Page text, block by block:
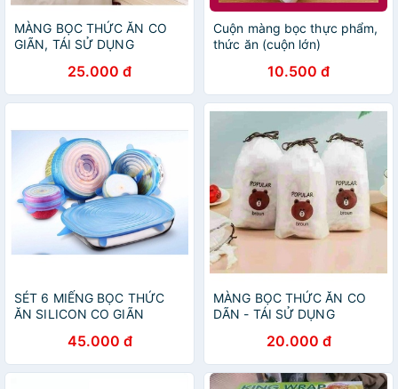
MÀNG BỌC THỨC ĂN CO
GIÃN, TÁI SỬ DỤNG
25.000 đ
Cuộn màng bọc thực phẩm,
thức ăn (cuộn lớn)
10.500 đ
SÉT 6 MIẾNG BỌC THỨC
ĂN SILICON CO GIÃN
45.000 đ
MÀNG BỌC THỨC ĂN CO
DÃN - TÁI SỬ DỤNG
20.000 đ